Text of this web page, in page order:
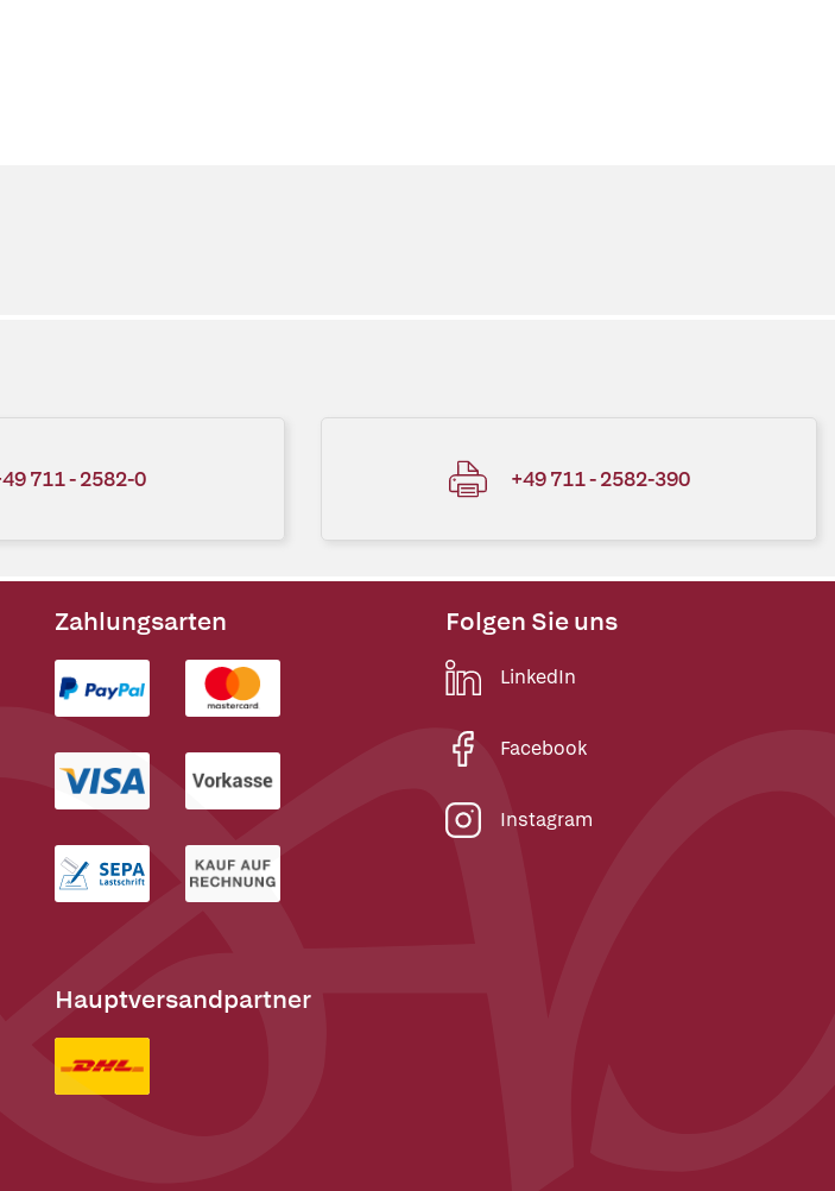
711 - 2582-0 +49 711 - 2582-390
Zahlungsarten
Hauptversandpartner
Folgen Sie uns
LinkedIn
Facebook
Instagram